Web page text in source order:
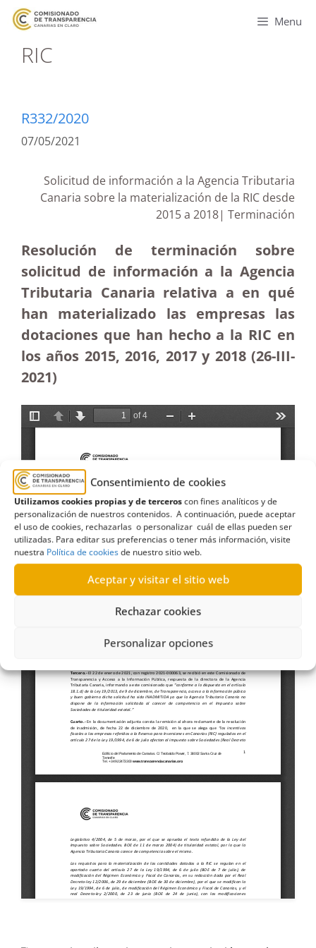
Consentimiento de cookies
Utilizamos cookies propias y de terceroscon fines analíticos y de
personalización de nuestros contenidos. A continuación, puede aceptar
el uso de cookies, rechazarlas o personalizar cuál de ellas pueden ser
utilizadas. Para editar sus preferencias o tener más información, visite
nuestra Política de cookiesde nuestro sitio web.
Aceptar y visitar el sitio web
Rechazar cookies
Personalizar opciones
Menu
RIC
R332/2020
07/05/2021
Solicitud de información a la Agencia Tributaria
Canaria sobre la materialización de la RIC desde
2015 a 2018| Terminación
Resolución de terminación sobre
solicitud de información a la Agencia
Tributaria Canaria relativa a en qué
han materializado las empresas las
dotaciones que han hecho a la RIC en
los años 2015, 2016, 2017 y 2018 (26-III-
2021)